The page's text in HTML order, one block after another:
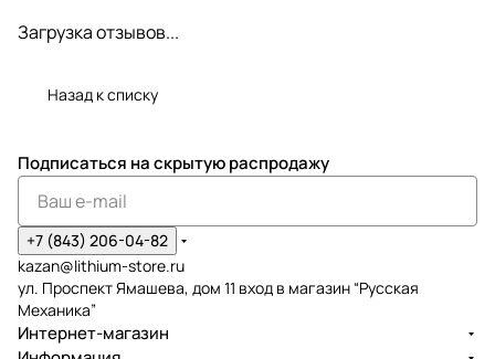
Загрузка отзывов...
Назад к списку
Подписаться на скрытую распродажу
+7 (843) 206-04-82
kazan@lithium-store.ru
ул. Проспект Ямашева, дом 11 вход в магазин “Русская
Механика”
Интернет-магазин